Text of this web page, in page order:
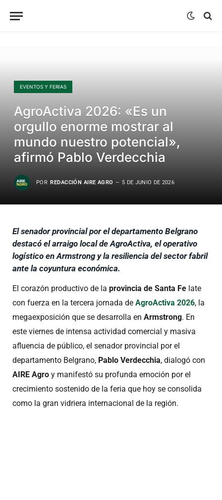
EVENTOS Y FERIAS
AgroActiva 2026: «Es un
orgullo enorme mostrar al
mundo nuestro potencial»,
afirmó Pablo Verdecchia
POR REDACCIÓN AIRE AGRO 5 DE JUNIO DE 2026
El senador provincial por el departamento Belgrano
destacó el arraigo local de AgroActiva, el operativo
logístico en Armstrong y la resiliencia del sector fabril
ante la coyuntura económica.
El corazón productivo de la provincia de Santa Fe late
con fuerza en la tercera jornada de AgroActiva 2026, la
megaexposición que se desarrolla en Armstrong. En
este viernes de intensa actividad comercial y masiva
afluencia de público, el senador provincial por el
departamento Belgrano, Pablo Verdecchia, dialogó con
AIRE Agro y manifestó su profunda emoción por el
crecimiento sostenido de la feria que hoy se consolida
como la gran vidriera internacional de la región.